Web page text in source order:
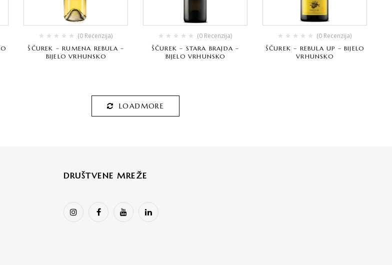
(0 Recenzija)
ŠČUREK – RUMENA REBULA –
BIJELO VRHUNSKO
(0 Recenzija)
ŠČUREK – STARA BRAJDA –
BIJELO VRHUNSKO
(0 Recenzija)
ŠČUREK – REBULA UP – BIJELO
VRHUNSKO
LOADMORE
DRUŠTVENE MREŽE